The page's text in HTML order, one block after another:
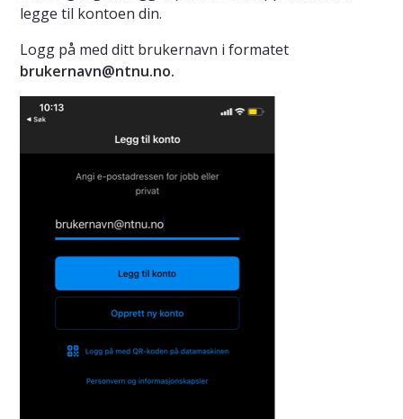
legge til kontoen din.
Logg på med ditt brukernavn i formatet
brukernavn@ntnu.no.